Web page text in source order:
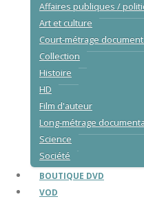
Affaires publiques /
Art et culture
Court-métrage
Collection
Histoire
HD
Film d'auteur
Long-métrage
Science
Société
BOUTIQUE DVD
VOD